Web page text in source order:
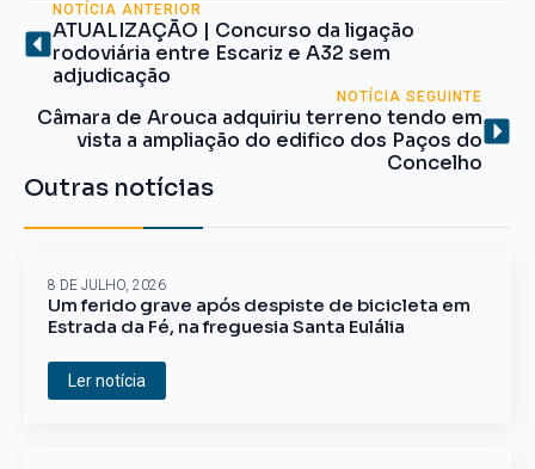
NOTÍCIA ANTERIOR
ATUALIZAÇÃO | Concurso da ligação
rodoviária entre Escariz e A32 sem
adjudicação
NOTÍCIA SEGUINTE
Câmara de Arouca adquiriu terreno tendo em
vista a ampliação do edifico dos Paços do
Concelho
Outras notícias
Um ferido grave após despiste de bicicleta em
Estrada da Fé, na freguesia Santa Eulália
8 DE JULHO, 2026
Ler notícia